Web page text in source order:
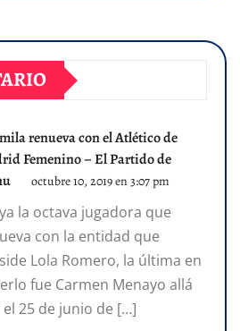
renueva con el Atlético de
Femenino – El Partido de
octubre 10, 2019 en 3:07 pm
la octava jugadora que
con la entidad que
Lola Romero, la última en
fue Carmen Menayo allá
25 de junio de […]